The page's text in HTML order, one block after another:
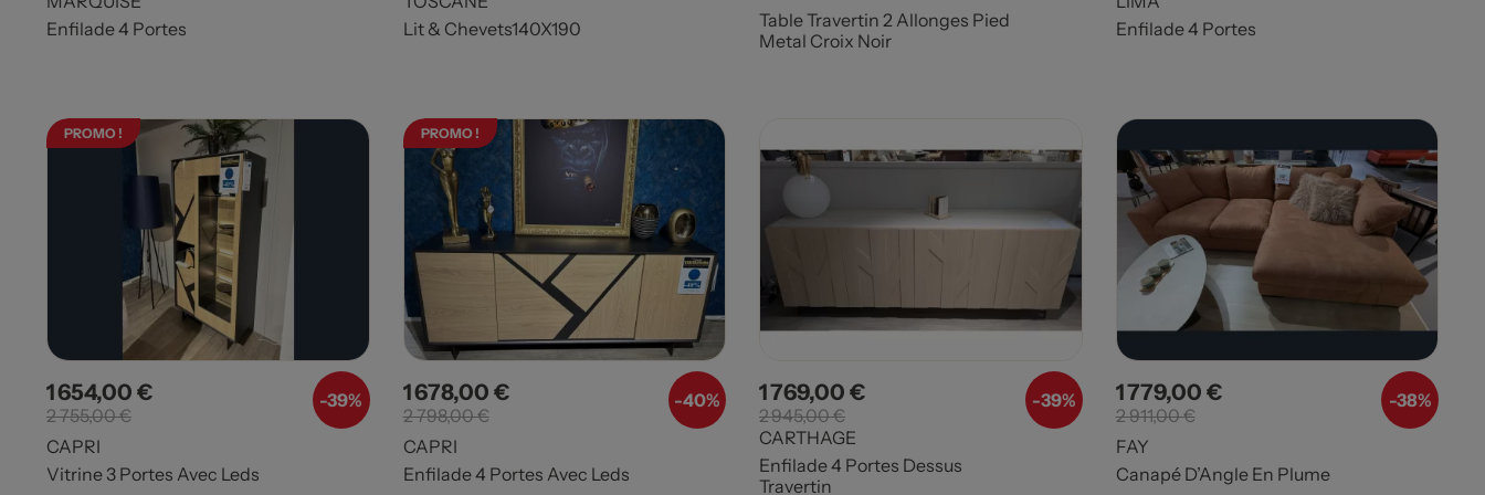
Enfilade 4 Portes
Lit & Chevets140X190
Table Travertin 2 Allonges Pied
Metal Croix Noir
Enfilade 4 Portes
PROMO !
-39%
Prix
1 654,00 €Prix de base
2 755,00 €
CAPRI
Vitrine 3 Portes Avec Leds
PROMO !
-40%
Prix
1 678,00 €Prix de base
2 798,00 €
CAPRI
Enfilade 4 Portes Avec Leds
-39%
Prix
1 769,00 €Prix de base
2 945,00 €
CARTHAGE
Enfilade 4 Portes Dessus
Travertin
-38%
Prix
1 779,00 €Prix de base
2 911,00 €
FAY
Canapé D’Angle En Plume